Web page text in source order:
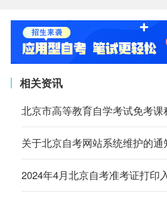
相关资讯
关于北京自考网站系统维护的通
2024年4月北京自考准考证打印